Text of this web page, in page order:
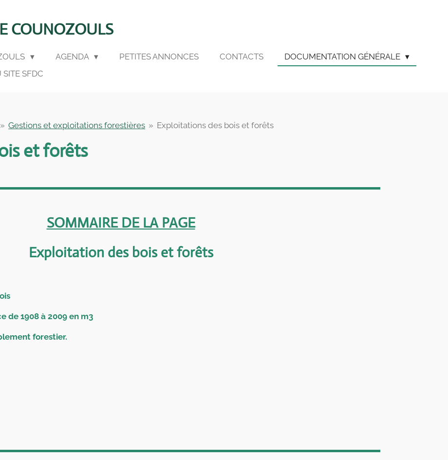
COUNOZOULS
AGENDA PETITES ANNONCES CONTACTS
DOCUMENTATION GÉNÉRALE
SFDC
» Gestions et exploitations forestières » Exploitations des bois et forêts
et forêts
SOMMAIRE DE LA PAGE
Exploitation des bois et forêts
de 1908 à 2009 en m3
forestier.